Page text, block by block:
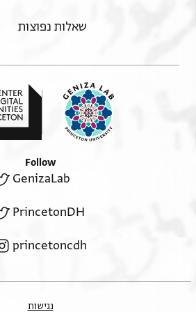
אלמח/ר/וסה
ומחאסן חצרה סידנא אב הישיבה
הדה אלבית אלגליל ויהני
אשיא אללה תע יגעלהא סעאדה
אלשאמין במצר וכאנת
מן אל
גמ>א<עה //וקת קראתהא// בעד
שאלות נפוצות
Follow
GenizaLab
PrincetonDH
princetoncdh
נגישות